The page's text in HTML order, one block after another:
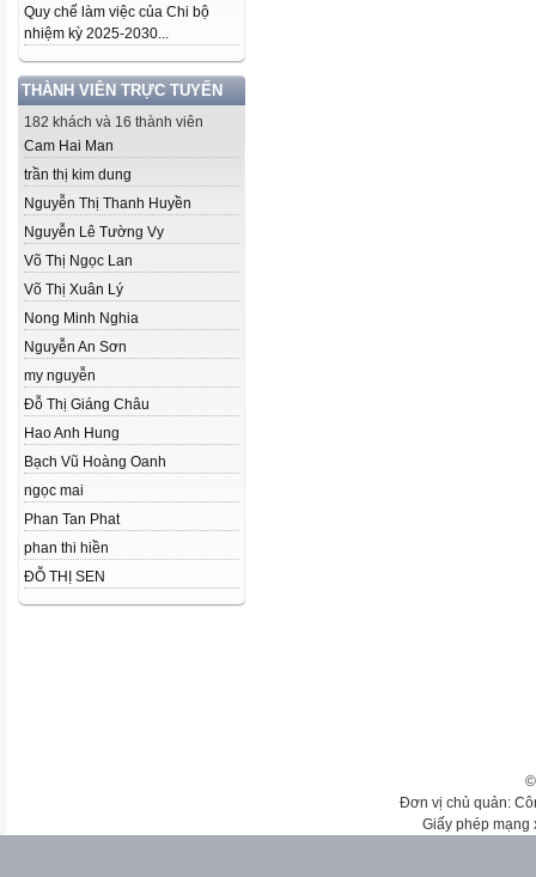
Quy chế làm việc của Chi bộ
nhiệm kỳ 2025-2030...
THÀNH VIÊN TRỰC TUYẾN
182 khách và 16 thành viên
Cam Hai Man
trần thị kim dung
Nguyễn Thị Thanh Huyền
Nguyễn Lê Tường Vy
Võ Thị Ngọc Lan
Võ Thị Xuân Lý
Nong Minh Nghia
Nguyễn An Sơn
my nguyễn
Đỗ Thị Giáng Châu
Hao Anh Hung
Bạch Vũ Hoàng Oanh
ngọc mai
Phan Tan Phat
phan thi hiền
ĐỖ THỊ SEN
Đơn vị chủ quản:
Giấy phép mạng